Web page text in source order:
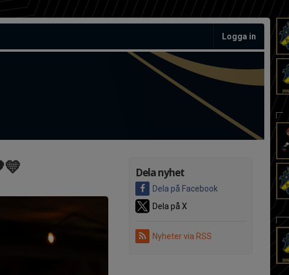
Logga in
Dela nyhet
Dela på Facebook
Dela på X
Nyheter via RSS